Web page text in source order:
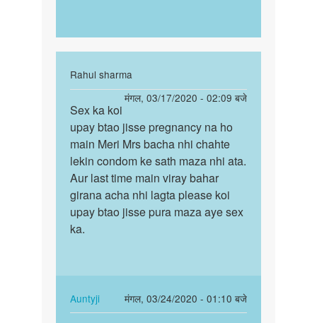
Rahul sharma
मंगल, 03/17/2020 - 02:09 बजे
reply
क्या
योनि
को
चाटना
चाहिये
by
Sex
ka
koi
upay
btao
jisse…
Sex ka koi
upay btao jisse pregnancy na ho
main Meri Mrs bacha nhi chahte
lekin condom ke sath maza nhi ata.
Aur last time main viray bahar
girana acha nhi lagta please koi
upay btao jisse pura maza aye sex
ka.
Auntyji
मंगल, 03/24/2020 - 01:10 बजे
In
reply